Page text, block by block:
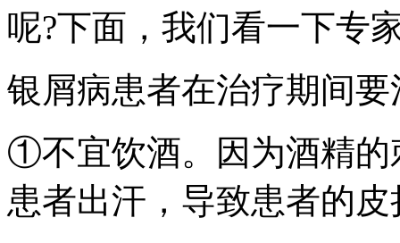
呢?下面，我们看一下专
银屑病患者在治疗期间
①不宜饮酒。因为酒精的
患者出汗，导致患者的